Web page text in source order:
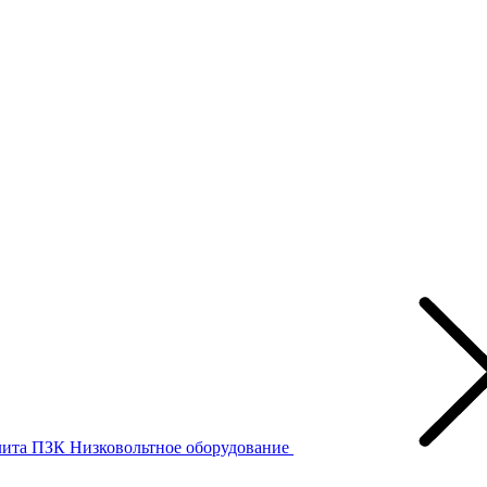
ПЗК Низковольтное оборудование